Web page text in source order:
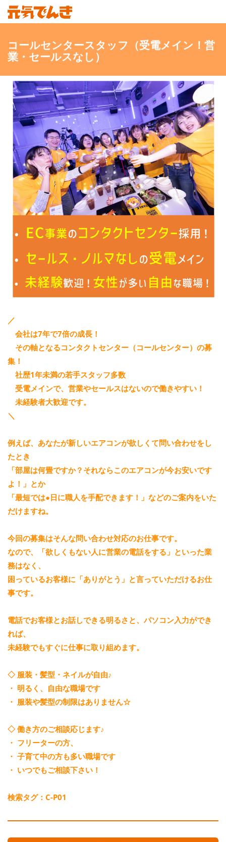
コールセンタースタッフ（受電メイン！営
業・セールスなし）
／
会社は7年で7倍の成長！
その軸となるコンタクトセンター（コールセンター）の募
集！
社歴1年未満の若手スタッフ多数
受電メインで、営業やセールスはないので働きやすい！
未経験者大歓迎です。
＼
例えば、あなたが新しいエアコンが欲しくて問い合わせをし
たとき
「部屋は何畳ですか？それならこのエアコンが今お安いです
よ！」とか
「最短では●日に職人を手配できます！」などのご案内をいた
だけますね。
今回の募集はそんな問い合わせ対応のお仕事です。
なので、「欲しくもない人に営業の電話をする」といった業
務はなく、
困っているお客様に「ありがとう」と言っていただけるお仕
事です。
電話でお客様とお話しできる明るさと、パソコン入力ができ
れば、
未経験でもすぐに仕事に取り組めます。
◇ 服装・髪型・ネイルが自由♪
・ 明るく、自由な職場です
・ 服装や髪型の制限はありません☆
◇ 働き方のご相談応じます♪
・ フリーターの方、
・ 子育て中の方も多い職場です
・ いつでもご相談下さい！
検索タグ：C-P01